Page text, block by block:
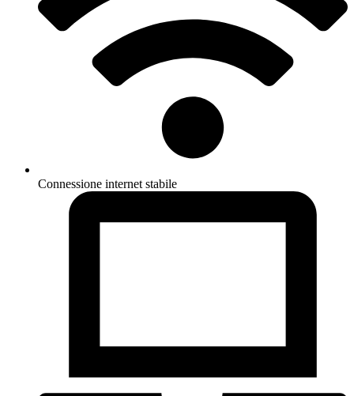
Connessione internet stabile